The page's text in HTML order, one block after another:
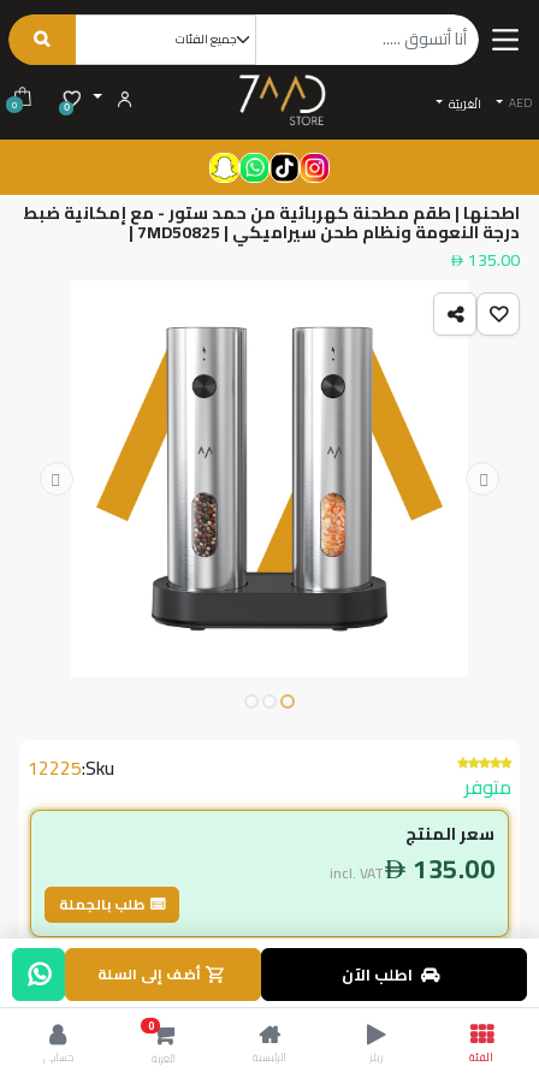
AED الْعَرَبيّة 0
0
اطحنها | طقم مطحنة كهربائية من حمد ستور - مع إمكانية ضبط
درجة النعومة ونظام طحن سيراميكي | 7MD50825 |
135.00
متوفر
Sku:
12225
سعر المنتج
135.00
incl. VAT
طلب بالجملة
لاعضاء ال vip
121.50
incl. VAT
135.00 وفر13.50
اطلب الآن أضف إلى السلة
الفئة ريلز الرئيسية
0
العربة
حسابي